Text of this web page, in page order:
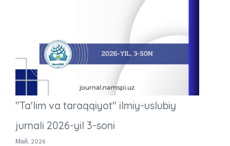
"Ta'lim va taraqqiyot" ilmiy-uslubiy
jurnali 2026-yil 3-soni
Май, 2026